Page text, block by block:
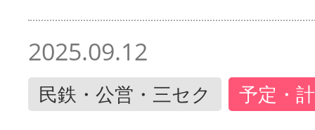
2025.09.12
民鉄・公営・三セク 予定・